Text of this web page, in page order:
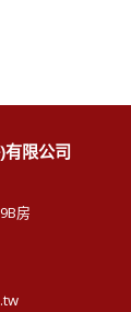
限公司
房